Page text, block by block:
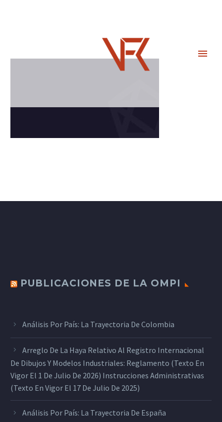
PUBLICACIONES DE LA OMPI
Análisis Por País: La Trayectoria De Colombia
Arreglo De La Haya Relativo Al Registro Internacional
De Dibujos Y Modelos Industriales: Reglamento (texto En
Vigor El 1 De Julio De 2026) Instrucciones Administrativas
(texto En Vigor El 17 De Julio De 2025)
Análisis Por País: La Trayectoria De España